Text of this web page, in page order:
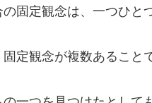
の固定観念は、一つひと
固定観念が複数あること